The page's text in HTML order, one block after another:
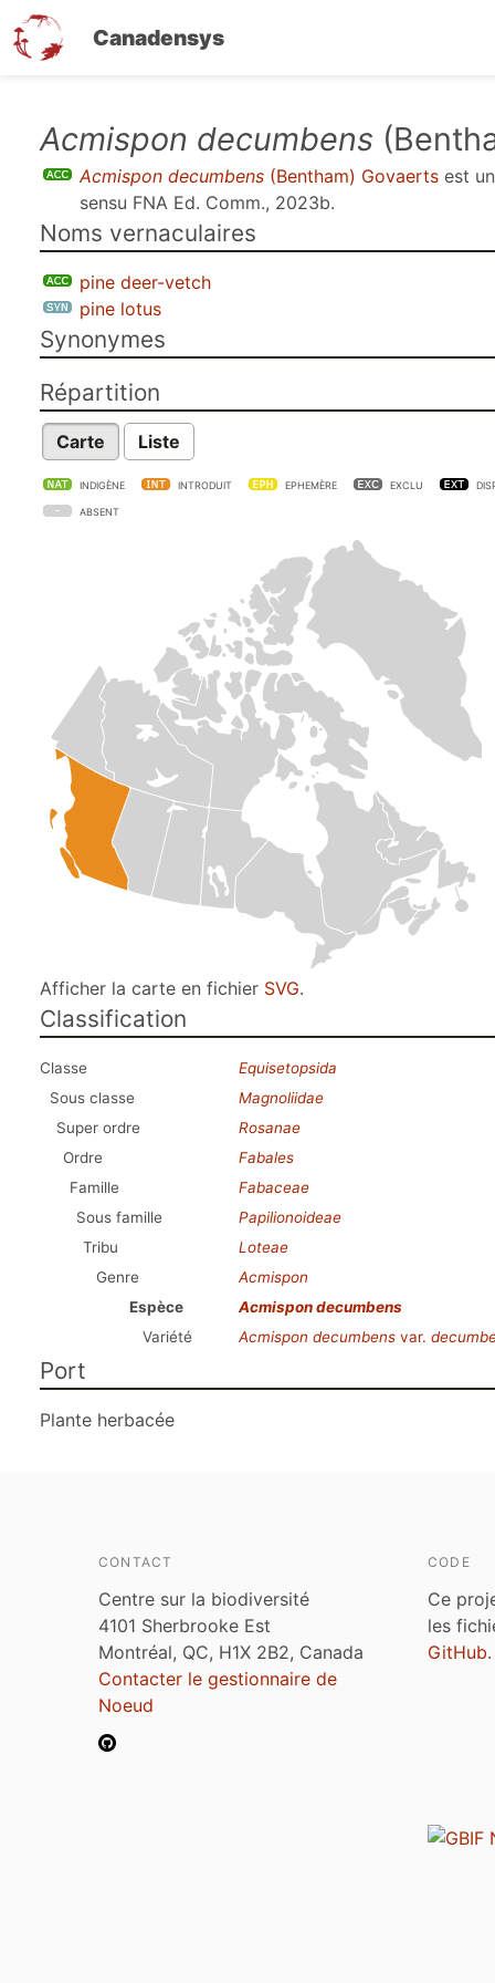
Canadensys
contenu
Acmispon decumbens
Acmispon decumbens (Bentham) Govaerts est
sensu FNA Ed. Comm., 2023b.
Noms vernaculaires
pine deer-vetch
pine lotus
Synonymes
Répartition
Carte Liste
INDIGÈNE INTRODUIT EPHEMÈRE EXCLU
ABSENT
Afficher la carte en fichier SVG.
Classification
Classe
Equisetopsida
Sous classe
Magnoliidae
Super ordre
Rosanae
Ordre
Fabales
Famille
Fabaceae
Sous famille
Papilionoideae
Tribu
Loteae
Genre
Acmispon
Espèce
Acmispon decumbens
Variété
Acmispon decumbens var.
Port
Plante herbacée
CONTACT
Centre sur la biodiversité
4101 Sherbrooke Est
Montréal, QC, H1X 2B2, Canada
Contacter le gestionnaire de
Noeud
CODE
Ce
les
GitHub.